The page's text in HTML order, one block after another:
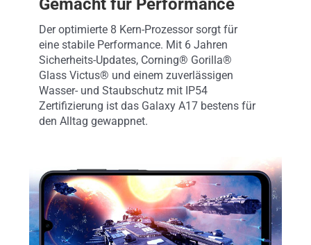
Gemacht für Performance
Der optimierte 8 Kern-Prozessor sorgt für
eine stabile Performance. Mit 6 Jahren
Sicherheits-Updates, Corning® Gorilla®
Glass Victus® und einem zuverlässigen
Wasser- und Staubschutz mit IP54
Zertifizierung ist das Galaxy A17 bestens für
den Alltag gewappnet.